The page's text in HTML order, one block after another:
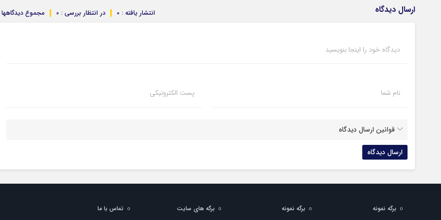
ارسال دیدگاه مجموع دیدگاهها در انتظار بررسی : 0 انتشار یافته : 0
دیدگاه خود را اینجا بنویسید
نام شما پست الکترونیکی
قوانین ارسال دیدگاه
برگه نمونه برگه نمونه برگه های سایت
تماس با ما